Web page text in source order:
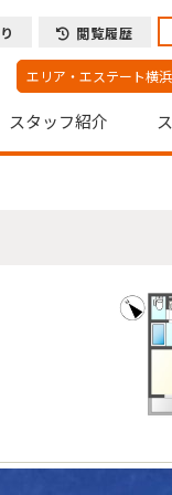
閲覧履歴
エリア・エステート横
スタッフ紹介